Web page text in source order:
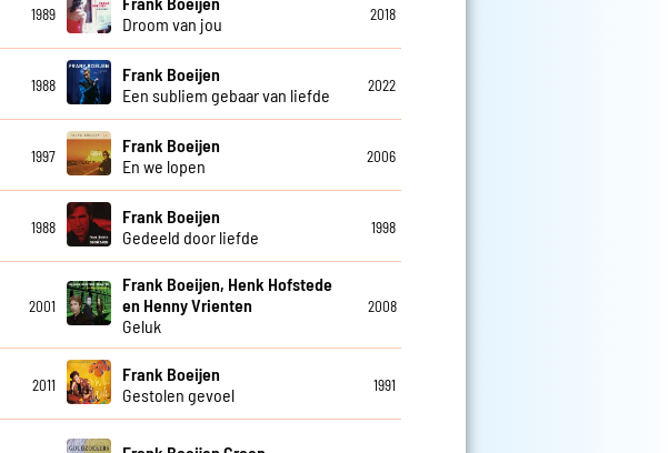
1989
Droom van jou
2018
1988
Frank Boeijen
Een subliem gebaar van liefde
2022
1997
Frank Boeijen
En we lopen
2006
1988
Frank Boeijen
Gedeeld door liefde
1998
2001
Frank Boeijen, Henk Hofstede
en Henny Vrienten
Geluk
2008
2011
Frank Boeijen
Gestolen gevoel
1991